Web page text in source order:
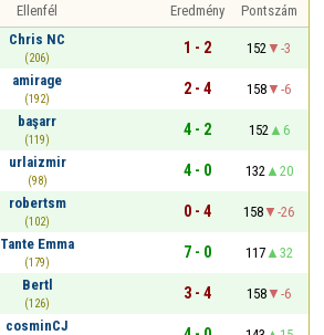
Ellenfél Eredmény
Pontszám
Chris NC
(206)
1 - 2 152
-3
amirage
(192)
2 - 4 158
-6
başarr
(119)
4 - 2 152
6
urlaizmir
(98)
4 - 0 132
20
robertsm
(102)
0 - 4 158
-26
Tante Emma
(179)
7 - 0 117
32
Bertl
(126)
3 - 4 158
-6
cosminCJ